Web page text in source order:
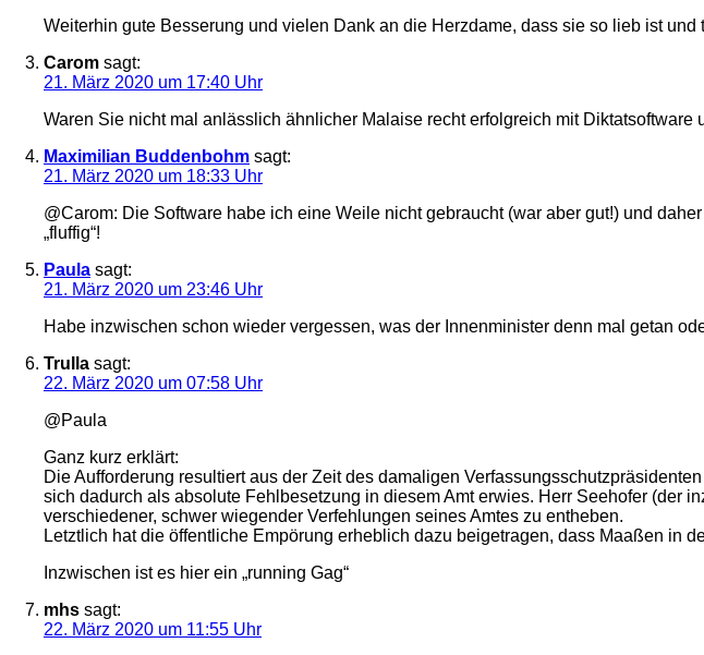
Weiterhin gute Besserung und vielen Dank an die Herzdame, dass sie so lieb ist und
Carom sagt:
21. März 2020 um 17:40 Uhr
Waren Sie nicht mal anlässlich ähnlicher Malaise recht erfolgreich mit
Maximilian Buddenbohm sagt:
21. März 2020 um 18:33 Uhr
@Carom: Die Software habe ich eine Weile nicht gebraucht (war aber gut!) und
„fluffig“!
Paula sagt:
21. März 2020 um 23:46 Uhr
Habe inzwischen schon wieder vergessen, was der Innenminister denn mal getan
Trulla sagt:
22. März 2020 um 07:58 Uhr
@Paula
Ganz kurz erklärt:
Die Aufforderung resultiert aus der Zeit des damaligen
sich dadurch als absolute Fehlbesetzung in diesem Amt erwies. Herr Seehofer (der
verschiedener, schwer wiegender Verfehlungen seines Amtes zu entheben.
Letztlich hat die öffentliche Empörung erheblich dazu beigetragen, dass Maaßen in
Inzwischen ist es hier ein „running Gag“
mhs sagt:
22. März 2020 um 11:55 Uhr